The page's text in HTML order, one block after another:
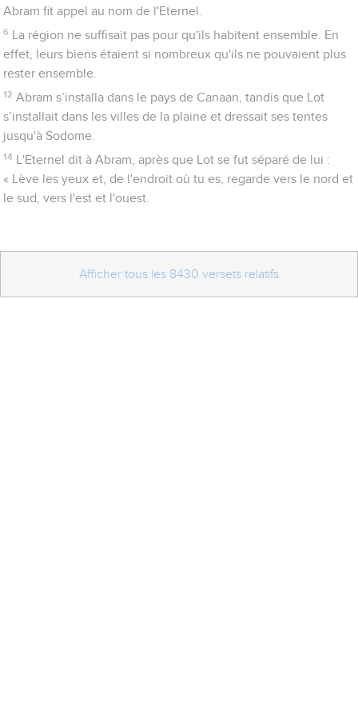
Abram fit appel au nom de l'Eternel.
6
La région ne suffisait pas pour qu'ils habitent ensemble. En
effet, leurs biens étaient si nombreux qu'ils ne pouvaient plus
rester ensemble.
12 Abram s’installa dans le pays de Canaan, tandis que Lot
s’installait dans les villes de la plaine et dressait ses tentes
jusqu'à Sodome.
14
L'Eternel dit à Abram, après que Lot se fut séparé de lui :
« Lève les yeux et, de l'endroit où tu es, regarde vers le nord et
le sud, vers l'est et l'ouest.
Afficher tous les 8430 versets relatifs